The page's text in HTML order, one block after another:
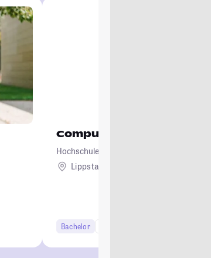
Computervisualistik und
Hochschule Hamm-Lippstadt
Lippstadt
Bachelor